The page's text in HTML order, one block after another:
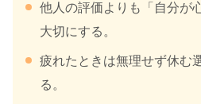
他人の評価よりも「自分が
大切にする。
疲れたときは無理せず休む
る。